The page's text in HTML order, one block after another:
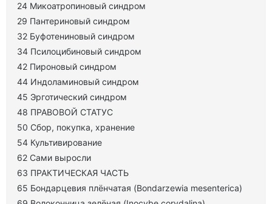
24 Микоатропиновый синдром
29 Пантериновый синдром
32 Буфотениновый синдром
34 Псилоцибиновый синдром
42 Пироновый синдром
44 Индоламиновый синдром
45 Эрготический синдром
48 ПРАВОВОЙ СТАТУС
50 Сбор, покупка, хранение
54 Культивирование
62 Сами выросли
63 ПРАКТИЧЕСКАЯ ЧАСТЬ
65 Бондарцевия плёнчатая (Bondarzewia mesenterica)